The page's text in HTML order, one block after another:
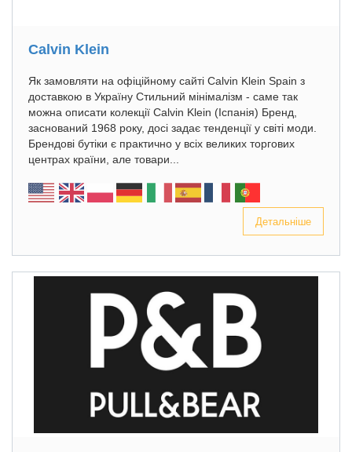
Calvin Klein
Як замовляти на офіційному сайті Calvin Klein Spain з
доставкою в Україну Стильний мінімалізм - саме так
можна описати колекції Calvin Klein (Іспанія) Бренд,
заснований 1968 року, досі задає тенденції у світі моди.
Брендові бутіки є практично у всіх великих торгових
центрах країни, але товари...
Детальніше